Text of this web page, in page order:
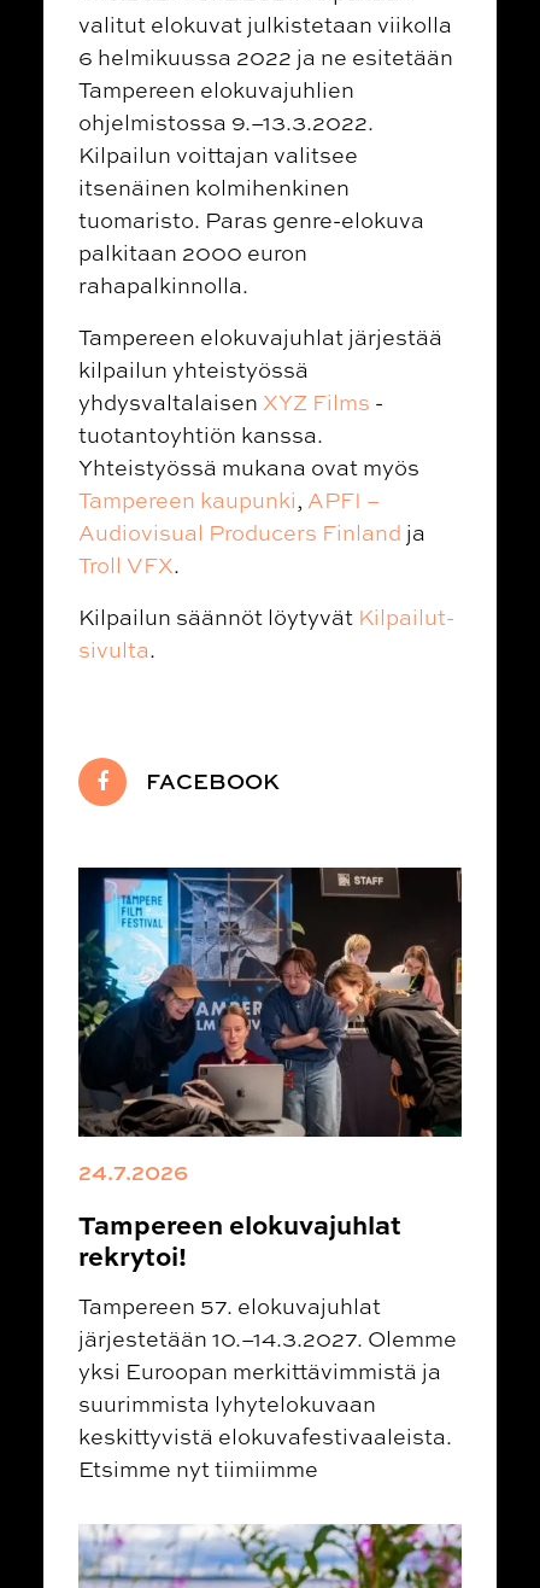
valitut elokuvat julkistetaan viikolla
6 helmikuussa 2022 ja ne esitetään
Tampereen elokuvajuhlien
ohjelmistossa 9.–13.3.2022.
Kilpailun voittajan valitsee
itsenäinen kolmihenkinen
tuomaristo. Paras genre-elokuva
palkitaan 2000 euron
rahapalkinnolla.
Tampereen elokuvajuhlat järjestää
kilpailun yhteistyössä
yhdysvaltalaisen XYZ Films -
tuotantoyhtiön kanssa.
Yhteistyössä mukana ovat myös
Tampereen kaupunki, APFI –
Audiovisual Producers Finland ja
Troll VFX.
Kilpailun säännöt löytyvät Kilpailut-
sivulta.
FACEBOOK
24.7.2026
Tampereen elokuvajuhlat
rekrytoi!
Tampereen 57. elokuvajuhlat
järjestetään 10.–14.3.2027. Olemme
yksi Euroopan merkittävimmistä ja
suurimmista lyhytelokuvaan
keskittyvistä elokuvafestivaaleista.
Etsimme nyt tiimiimme